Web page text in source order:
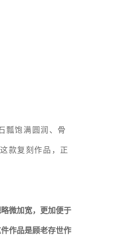
瓢饱满圆润、骨
款复刻作品，正
微加宽，更加便于
作品是顾老存世作